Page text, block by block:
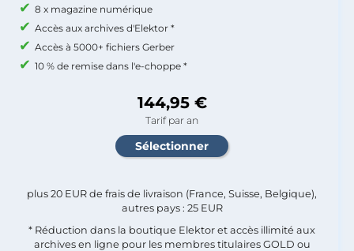
8 x magazine numérique
Accès aux archives d'Elektor *
Accès à 5000+ fichiers Gerber
10 % de remise dans l'e-choppe *
144,95 €
Tarif par an
plus 20 EUR de frais de livraison (France, Suisse, Belgique),
autres pays : 25 EUR
* Réduction dans la boutique Elektor et accès illimité aux
archives en ligne pour les membres titulaires GOLD ou